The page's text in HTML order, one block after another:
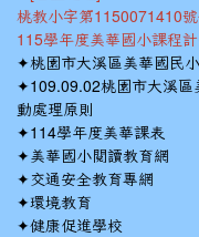
桃教小字第1150071410
115學年度美華國小課程
✦桃園市大溪區美華國民
✦109.09.02桃園市大溪
動處理原則
✦114學年度美華課表
✦美華國小閱讀教育網
✦ 交通安全教育專網
✦環境教育
✦健康促進學校